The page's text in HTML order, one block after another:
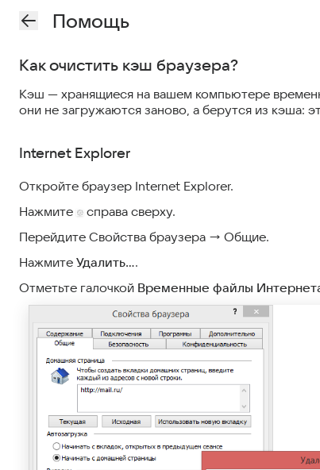
Помощь
Как очистить кэш браузера?
Кэш — хранящиеся на вашем компьютере
они не загружаются заново, а берутся из кэша:
Internet Explorer
Откройте браузер Internet Explorer.
Нажмите
справа сверху.
Перейдите Свойства браузера → Общие.
Нажмите Удалить….
Отметьте галочкой Временные файлы